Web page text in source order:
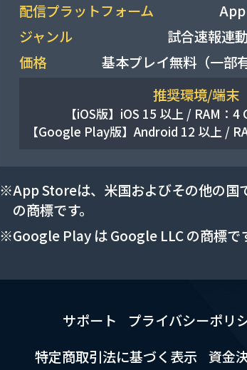
配信プラットフォーム
ジャンル
試合速報連
価格
基本プレイ無料（一部
推奨環境/端末
【iOS版】 iOS 15 以上 / RAM：4
【Google Play版】Android 12 以上 /
※App Storeは、米国およびその他の国
の商標です。
※Google Play は Google LLC の商標で
サポート プライバシーポリ
特定商取引法に基づく表示 資金